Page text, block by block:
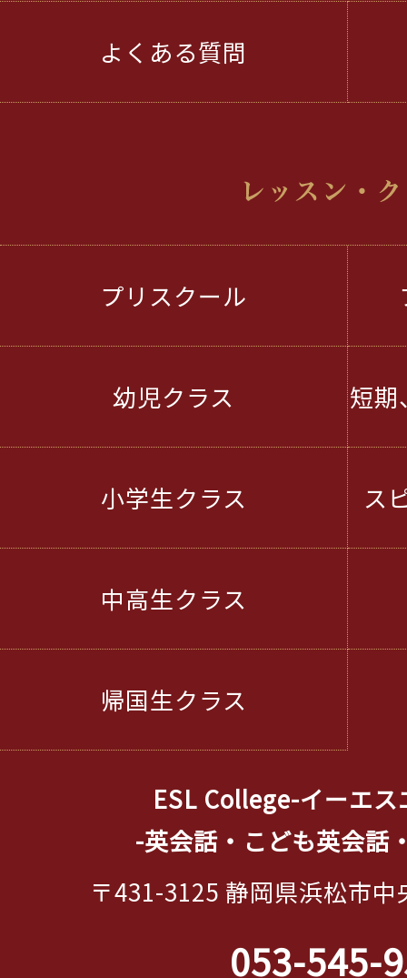
よくある質問
プリスクール
幼児クラス 短期
小学生クラス ス
中高生クラス
帰国生クラス
ESL College-イーエス
-英会話・こども英会話
〒431-3125 静岡県浜松市
053-545-